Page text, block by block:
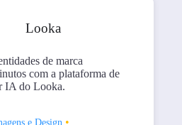
Looka
de marca
com a plataforma de
IA do Looka.
e Design •